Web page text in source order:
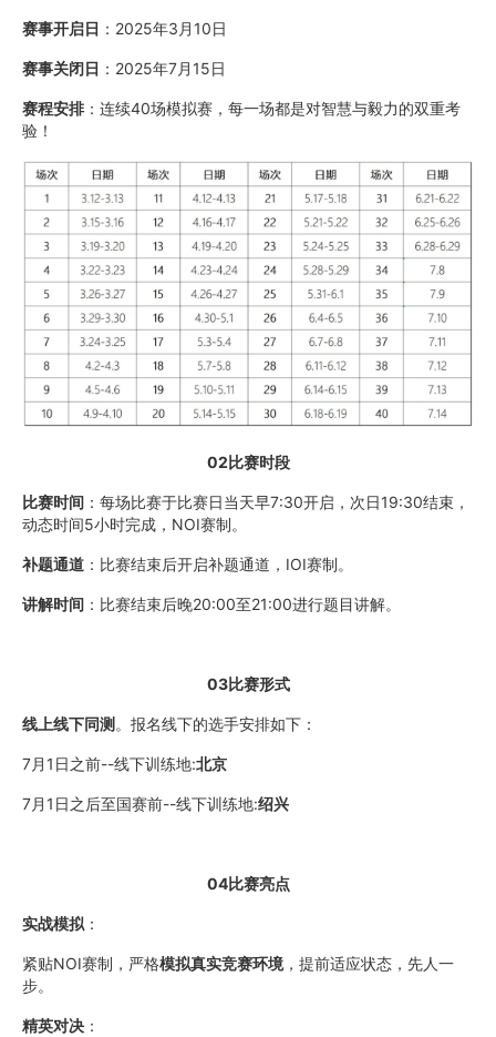
赛事开启日 ：2025年3月10日
赛事关闭日 ：2025年7月15日
赛程安排：连续40场模拟赛，每一场都是对智慧与毅力的双重考
验！
02比赛时段
比赛时间 ：每场比赛于比赛日当天早7:30开启，次日19:30结束，
动态时间5小时完成，NOI赛制。
补题通道 ：比赛结束后开启补题通道，IOI赛制。
讲解时间 ：比赛结束后晚20:00至21:00进行题目讲解。
03比赛形式
线上线下同测 。报名线下的选手安排如下：
7月1日之前--线下训练地:北京
7月1日之后至国赛前--线下训练地:绍兴
04比赛亮点
实战模拟 ：
紧贴NOI赛制，严格模拟真实竞赛环境 ，提前适应状态，先人一
步。
精英对决 ：